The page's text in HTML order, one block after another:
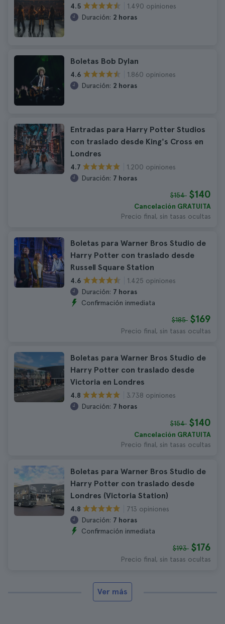
4.5
1.490 opiniones
Duración: 2 horas
Boletas Bob Dylan
4.6
1.860 opiniones
Duración: 2 horas
Entradas para Harry Potter Studios
con traslado desde King's Cross en
Londres
4.7
1.200 opiniones
Duración: 7 horas
$154 $140
Cancelación GRATUITA
Precio final, sin tasas ocultas
Boletas para Warner Bros Studio de
Harry Potter con traslado desde
Russell Square Station
4.6
1.425 opiniones
Duración: 7 horas
Confirmación inmediata
$185 $169
Precio final, sin tasas ocultas
Boletas para Warner Bros Studio de
Harry Potter con traslado desde
Victoria en Londres
4.8
3.738 opiniones
Duración: 7 horas
$154 $140
Cancelación GRATUITA
Precio final, sin tasas ocultas
Boletas para Warner Bros Studio de
Harry Potter con traslado desde
Londres (Victoria Station)
4.8
713 opiniones
Duración: 7 horas
Confirmación inmediata
$193 $176
Precio final, sin tasas ocultas
Ver más